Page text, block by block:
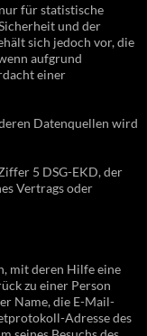
für statistische
und der
sich jedoch vor, die
aufgrund
einer
Datenquellen wird
5 DSG-EKD, der
Vertrags oder
mit deren Hilfe eine
zu einer Person
Name, die E-Mail-
Adresse des